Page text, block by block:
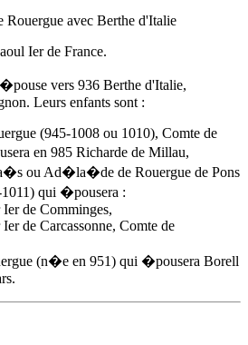
Rouergue avec Berthe d'Italie
Ier de France.
vers 936 Berthe d'Italie,
Leurs enfants sont :
(945-1008 ou 1010), Comte de
en 985 Richarde de Millau,
ou Ad�la�de de Rouergue de Pons
qui �pousera :
de Comminges,
de Carcassonne, Comte de
(n�e en 951) qui �pousera Borell